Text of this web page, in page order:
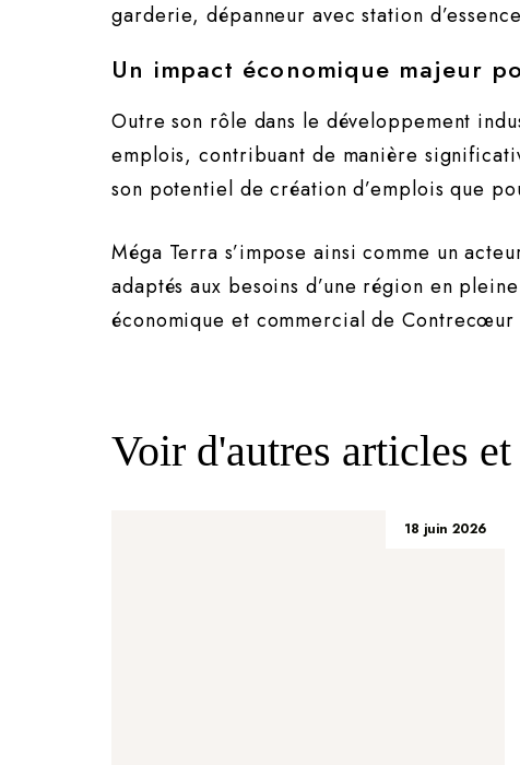
garderie, dépanneur avec station
Un impact économique majeur
Outre son rôle dans le développement
emplois, contribuant de manière
son potentiel de création d’emplois que
Méga Terra s’impose ainsi comme un
adaptés aux besoins d’une région en
économique et commercial de Contrecœur
Voir d'autres articles
18 juin 2026